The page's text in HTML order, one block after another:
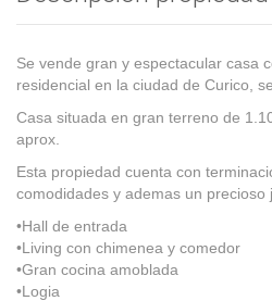
Se vende gran y espectacular casa
residencial en la ciudad de Curico,
Casa situada en gran terreno de
aprox.
Esta propiedad cuenta con
comodidades y ademas un precioso
•Hall de entrada
•Living con chimenea y comedor
•Gran cocina amoblada
•Logia